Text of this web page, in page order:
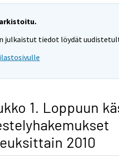
julkaistut tiedot löydät
1. Loppuun
2010